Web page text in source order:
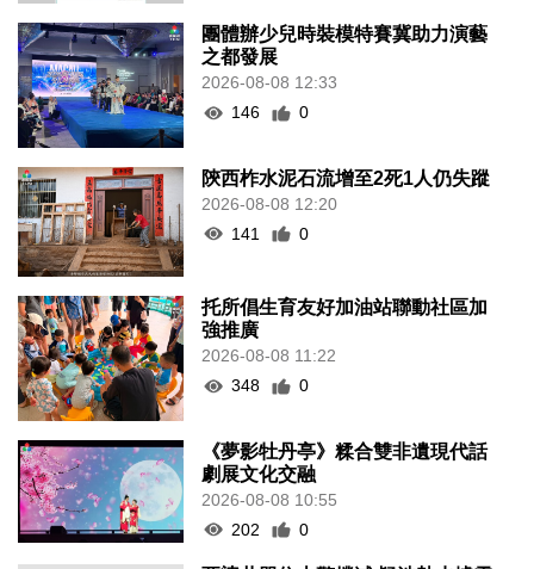
團體辦少兒時裝模特賽冀助力演藝
之都發展
2026-08-08 12:33
146
0
陝西柞水泥石流增至2死1人仍失蹤
2026-08-08 12:20
141
0
托所倡生育友好加油站聯動社區加
強推廣
2026-08-08 11:22
348
0
《夢影牡丹亭》糅合雙非遺現代話
劇展文化交融
2026-08-08 10:55
202
0